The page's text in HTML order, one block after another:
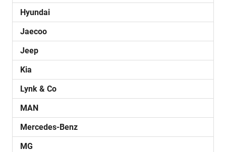
Hyundai
Jaecoo
Jeep
Kia
Lynk & Co
MAN
Mercedes-Benz
MG